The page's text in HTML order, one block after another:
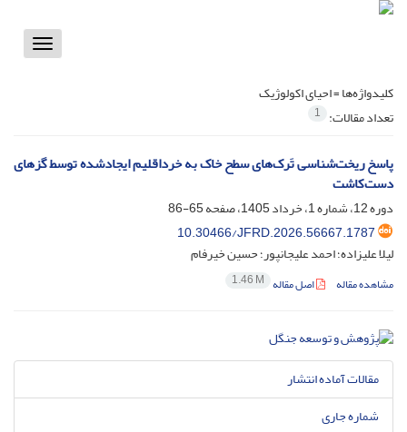
Toggle
کلیدواژه‌ها =احیای اکولوژیک
تعداد مقالات: 1
پاسخ ریخت‌شناسی تَرک‌های سطح خاک به خرداقلیم ایجادشده توسط گزهای
دست‌کاشت
دوره 12، شماره 1، خرداد 1405، صفحه
65-86
10.30466/JFRD.2026.56667.1787
لیلا علیزاده؛ احمد علیجانپور؛ حسین خیرفام
مشاهده مقاله اصل مقاله 1.46 M
مقالات آماده انتشار
شماره جاری